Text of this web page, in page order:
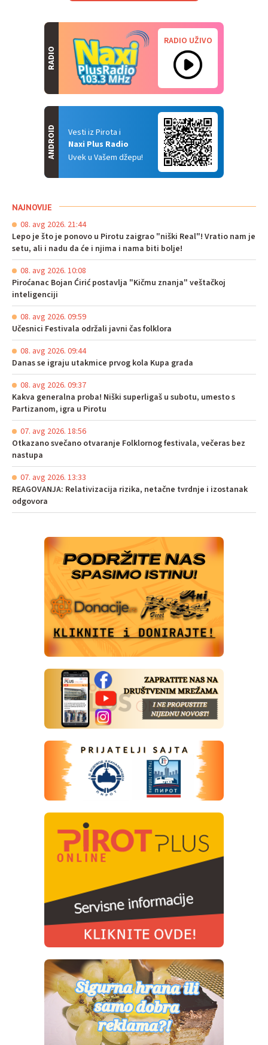
RADIO
RADIO UŽIVO
Vesti iz Pirota i
Naxi Plus Radio
Uvek u Vašem džepu!
ANDROID
NAJNOVIJE
08. avg 2026. 21:44
Lepo je što je ponovo u Pirotu zaigrao "niški Real"! Vratio nam je
setu, ali i nadu da će i njima i nama biti bolje!
08. avg 2026. 10:08
Piroćanac Bojan Ćirić postavlja "Kičmu znanja" veštačkoj
inteligenciji
08. avg 2026. 09:59
Učesnici Festivala održali javni čas folklora
08. avg 2026. 09:44
Danas se igraju utakmice prvog kola Kupa grada
08. avg 2026. 09:37
Kakva generalna proba! Niški superligaš u subotu, umesto s
Partizanom, igra u Pirotu
07. avg 2026. 18:56
Otkazano svečano otvaranje Folklornog festivala, večeras bez
nastupa
07. avg 2026. 13:33
REAGOVANJA: Relativizacija rizika, netačne tvrdnje i izostanak
odgovora